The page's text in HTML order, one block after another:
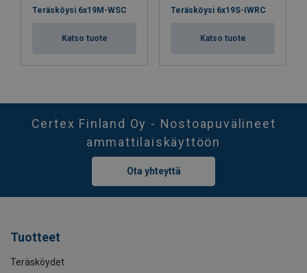
Teräsköysi 6x19M-WSC
Katso tuote
Teräsköysi 6x19S-IWRC
Katso tuote
Certex Finland Oy - Nostoapuvälineet
ammattilaiskäyttöön
Ota yhteyttä
Tuotteet
Teräsköydet